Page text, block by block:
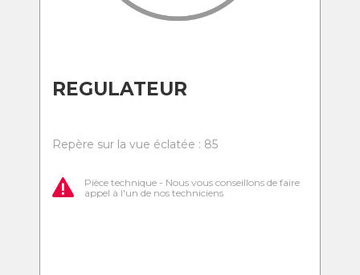
REGULATEUR
Repère sur la vue éclatée : 85
Pièce technique - Nous vous conseillons de faire
appel à l'un de nos techniciens